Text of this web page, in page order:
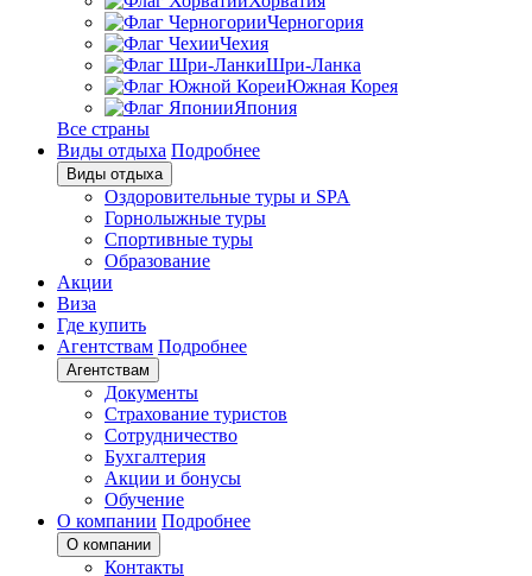
Черногория
Чехия
Шри-Ланка
Южная Корея
Япония
Все страны
Виды отдыха Подробнее
Виды отдыха
Оздоровительные туры и SPA
Горнолыжные туры
Спортивные туры
Образование
Акции
Виза
Где купить
Агентствам Подробнее
Агентствам
Документы
Страхование туристов
Сотрудничество
Бухгалтерия
Акции и бонусы
Обучение
О компании Подробнее
О компании
Контакты